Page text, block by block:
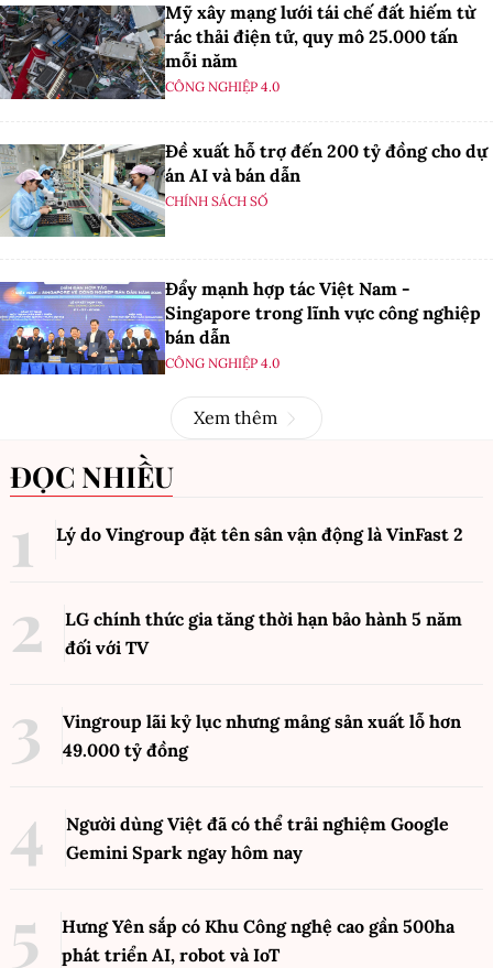
Mỹ xây mạng lưới tái chế đất hiếm từ
rác thải điện tử, quy mô 25.000 tấn
mỗi năm
CÔNG NGHIỆP 4.0
Đề xuất hỗ trợ đến 200 tỷ đồng cho dự
án AI và bán dẫn
CHÍNH SÁCH SỐ
Đẩy mạnh hợp tác Việt Nam -
Singapore trong lĩnh vực công nghiệp
bán dẫn
CÔNG NGHIỆP 4.0
Xem thêm
ĐỌC NHIỀU
Lý do Vingroup đặt tên sân vận động là VinFast 2
LG chính thức gia tăng thời hạn bảo hành 5 năm
đối với TV
Vingroup lãi kỷ lục nhưng mảng sản xuất lỗ hơn
49.000 tỷ đồng
Người dùng Việt đã có thể trải nghiệm Google
Gemini Spark ngay hôm nay
Hưng Yên sắp có Khu Công nghệ cao gần 500ha
phát triển AI, robot và IoT